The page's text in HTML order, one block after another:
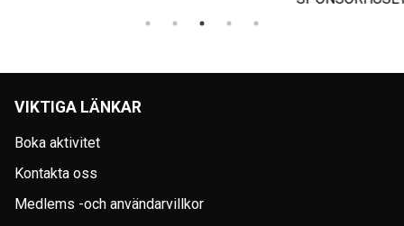
VIKTIGA LÄNKAR
Boka aktivitet
Kontakta oss
Medlems -och användarvillkor